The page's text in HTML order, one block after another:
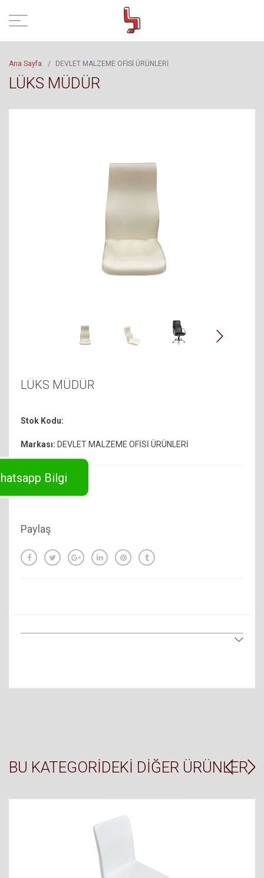
Ana Sayfa / DEVLET MALZEME OFİSİ ÜRÜNLERİ
LÜKS MÜDÜR
LÜKS MÜDÜR
Stok Kodu:
Markası: DEVLET MALZEME OFİSİ ÜRÜNLERİ
Bilgi
Paylaş
BU KATEGORIDEKI DIĞER ÜRÜNLER